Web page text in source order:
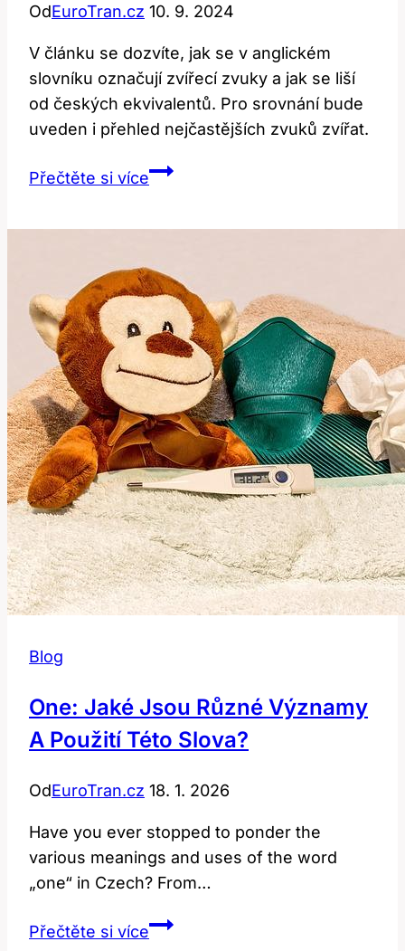
OdEuroTran.cz 10. 9. 2024
V článku se dozvíte, jak se v anglickém
slovníku označují zvířecí zvuky a jak se liší
od českých ekvivalentů. Pro srovnání bude
uveden i přehled nejčastějších zvuků zvířat.
Přečtěte si víceZoon:
v
anglickém
slovníku?
Blog
One: Jaké Jsou Různé Významy
A Použití Této Slova?
OdEuroTran.cz 18. 1. 2026
Have you ever stopped to ponder the
various meanings and uses of the word
„one“ in Czech? From…
Přečtěte si víceOne: